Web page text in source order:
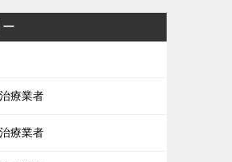
療業者
療業者